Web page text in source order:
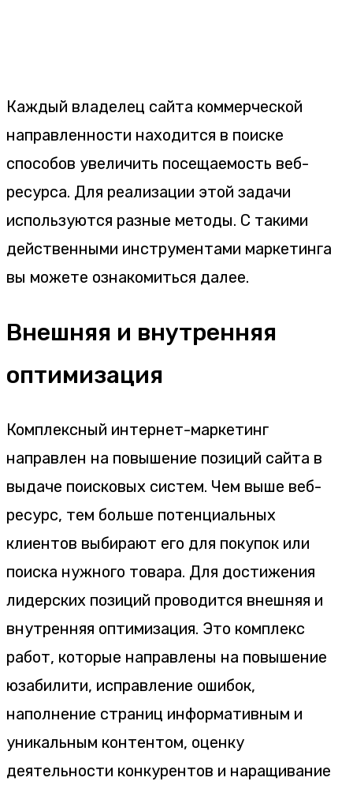
Каждый владелец сайта коммерческой
направленности находится в поиске
способов увеличить посещаемость веб-
ресурса. Для реализации этой задачи
используются разные методы. С такими
действенными инструментами маркетинга
вы можете ознакомиться далее.
Внешняя и внутренняя
оптимизация
Комплексный интернет-маркетинг
направлен на повышение позиций сайта в
выдаче поисковых систем. Чем выше веб-
ресурс, тем больше потенциальных
клиентов выбирают его для покупок или
поиска нужного товара. Для достижения
лидерских позиций проводится внешняя и
внутренняя оптимизация. Это комплекс
работ, которые направлены на повышение
юзабилити, исправление ошибок,
наполнение страниц информативным и
уникальным контентом, оценку
деятельности конкурентов и наращивание